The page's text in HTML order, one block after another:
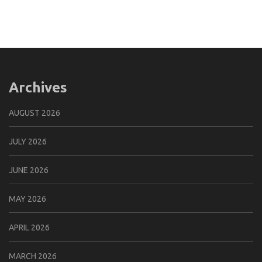
Archives
AUGUST 2026
JULY 2026
JUNE 2026
MAY 2026
APRIL 2026
MARCH 2026